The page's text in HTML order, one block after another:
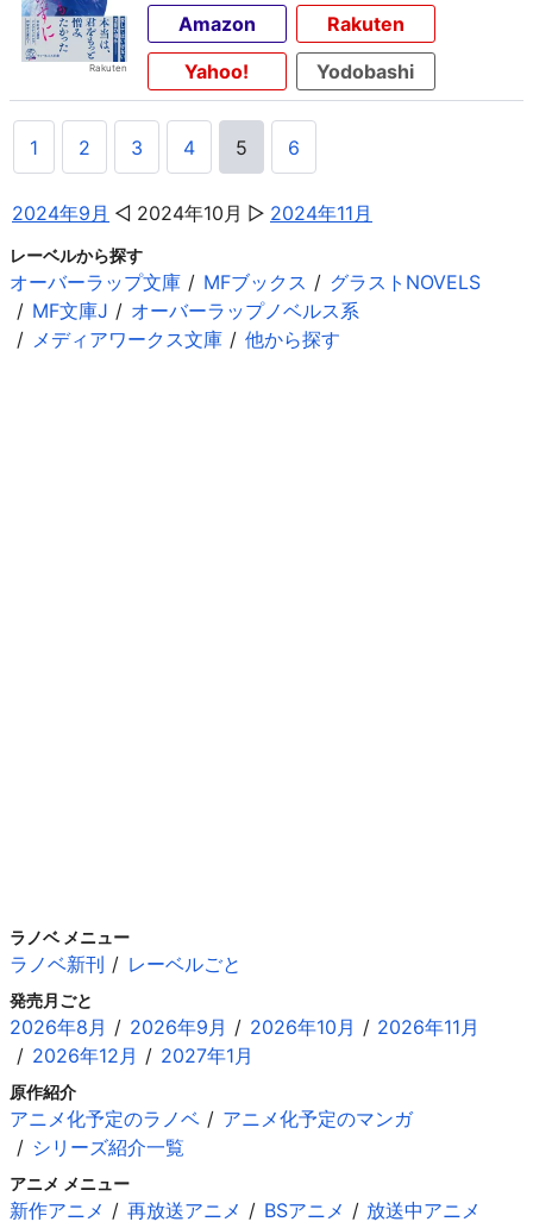
Amazon
Rakuten
Yahoo!
Yodobashi
1 2 3 4 5 6
2024年9月 2024年10月 2024年11月
レーベルから探す
オーバーラップ文庫 MFブックス
グラストNOVELS
MF文庫J
オーバーラップノベルス系
メディアワークス文庫
他から探す
ラノベ メニュー
ラノベ新刊 レーベルごと
発売月ごと
2026年8月 2026年9月 2026年10月
2026年11月
2026年12月
2027年1月
原作紹介
アニメ化予定のラノベ
アニメ化予定のマンガ
シリーズ紹介一覧
アニメ メニュー
新作アニメ 再放送アニメ BSアニメ
放送中アニメ